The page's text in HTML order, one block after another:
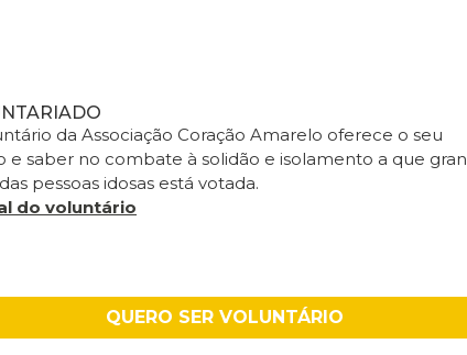
da Associação Coração Amarelo oferece o seu
e saber no combate à solidão e isolamento a que
pessoas idosas está votada.
do voluntário
QUERO SER VOLUNTÁRIO